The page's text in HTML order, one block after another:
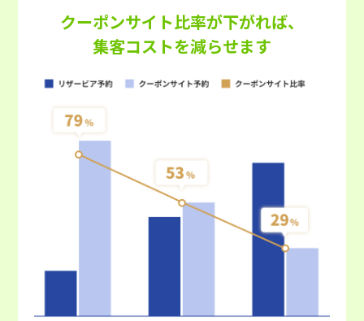
クーポンサイト比率が下がれば、
集客コストを減らせます